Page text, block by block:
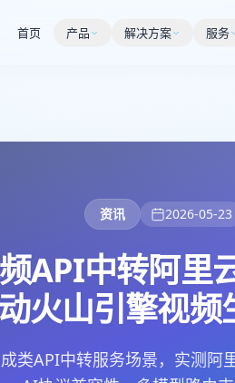
首页 产品 解决方案 服务
资讯 2026-05-23
API中转阿里
火山引擎视
类API中转服务场景，实测阿